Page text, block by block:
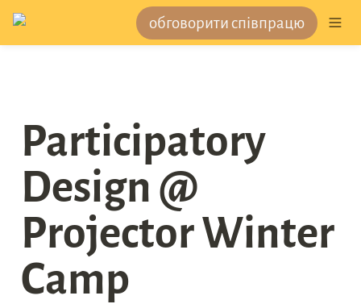
обговорити співпрацю
Participatory
Design @
Projector Winter
Camp